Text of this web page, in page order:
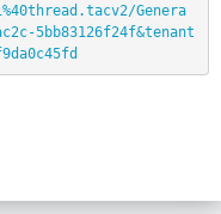
Genera
5bb83126f24f&tenant